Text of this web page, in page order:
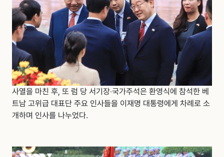
사열을 마친 후, 또 럼 당 서기장‧국가주석은 환영식에 참석한 베
트남 고위급 대표단 주요 인사들을 이재명 대통령에게 차례로 소
개하며 인사를 나누었다.